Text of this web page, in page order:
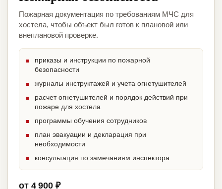
Пожарная документация по требованиям МЧС для
хостела, чтобы объект был готов к плановой или
внеплановой проверке.
приказы и инструкции по пожарной
безопасности
журналы инструктажей и учета огнетушителей
расчет огнетушителей и порядок действий при
пожаре для хостела
программы обучения сотрудников
план эвакуации и декларация при
необходимости
консультация по замечаниям инспектора
от 4 900 ₽